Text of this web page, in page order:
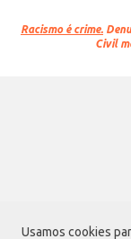
Usamos cookies
Racismo é crime.
Civil